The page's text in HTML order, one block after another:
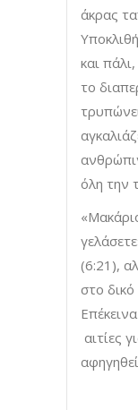
άκρας
και
το
όλη την
(6:21),
στο
αιτίες